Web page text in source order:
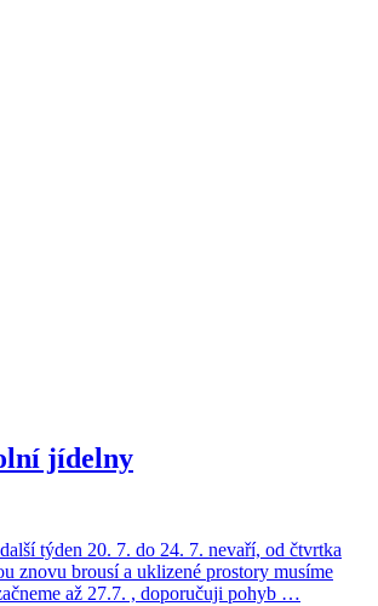
jídelny
týden 20. 7. do 24. 7. nevaří, od čtvrtka
znovu brousí a uklizené prostory musíme
až 27.7. , doporučuji pohyb …